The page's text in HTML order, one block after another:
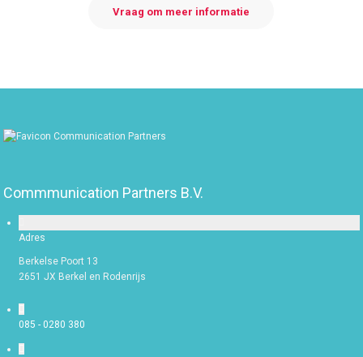
Vraag om meer informatie
Commmunication Partners B.V.
Adres
Berkelse Poort 13
2651 JX Berkel en Rodenrijs
085 - 0280 380